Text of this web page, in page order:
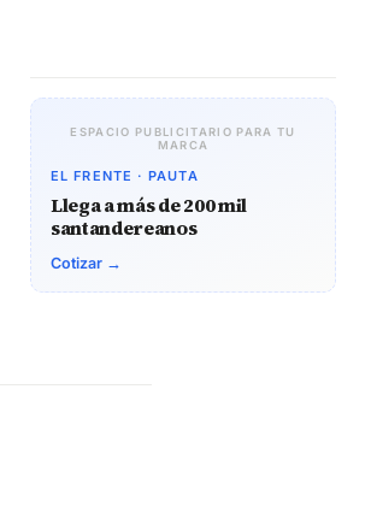
ESPACIO PUBLICITARIO PARA TU
MARCA
EL FRENTE · PAUTA
Llega a más de 200 mil
santandereanos
Cotizar →